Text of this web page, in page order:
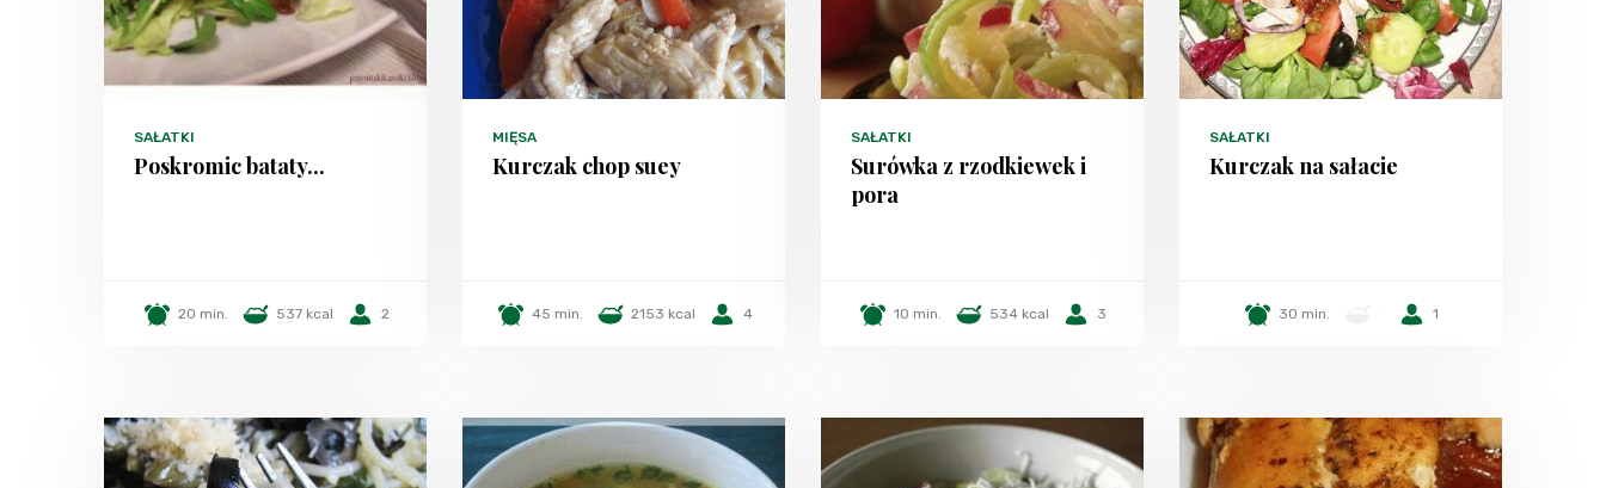
SAŁATKI
Poskromic bataty...
20 min. 537 kcal 2
MIĘSA
Kurczak chop suey
45 min. 2153 kcal 4
SAŁATKI
Surówka z rzodkiewek i
pora
10 min. 534 kcal 3
SAŁATKI
Kurczak na sałacie
30 min. 1